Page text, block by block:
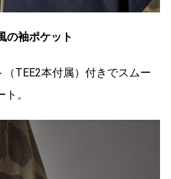
の袖ポケット
TEE2本付属）付きでスムー
。